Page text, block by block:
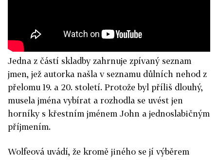
Jedna z částí skladby zahrnuje zpívaný seznam
jmen, jež autorka našla v seznamu důlních nehod z
přelomu 19. a 20. století. Protože byl příliš dlouhý,
musela jména vybírat a rozhodla se uvést jen
horníky s křestním jménem John a jednoslabičným
příjmením.
Wolfeová uvádí, že kromě jiného se jí výběrem